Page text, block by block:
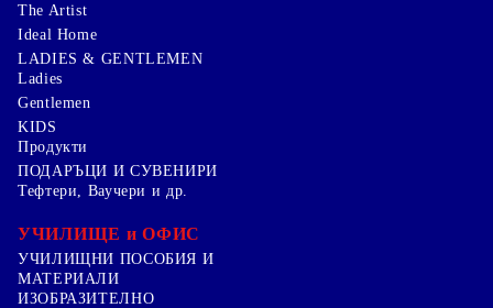
The Artist
Ideal Home
LADIES & GENTLEMEN
Ladies
Gentlemen
KIDS
Продукти
ПОДАРЪЦИ И СУВЕНИРИ
Тефтери, Ваучери и др.
УЧИЛИЩЕ и ОФИС
УЧИЛИЩНИ ПОСОБИЯ И
МАТЕРИАЛИ
ИЗОБРАЗИТЕЛНО